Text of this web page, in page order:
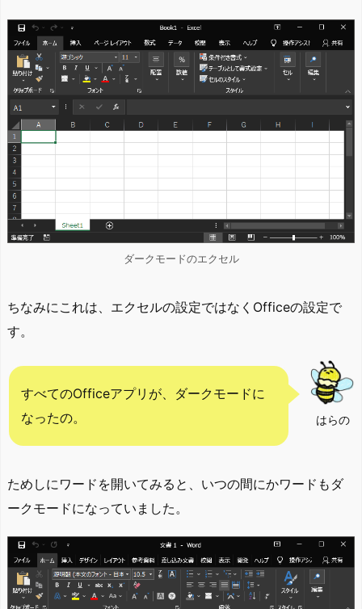
ダークモードのエクセル
ちなみにこれは、エクセルの設定ではなくOfficeの設定で
す。
はらの
すべてのOfficeアプリが、ダークモードに
なったの。
ためしにワードを開いてみると、いつの間にかワードもダ
ークモードになっていました。